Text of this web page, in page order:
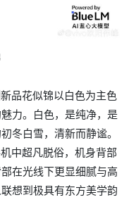
品花似锦以白色为主色
力。白色，是纯净，是
冬白雪，清新而静谧。
中超凡脱俗，机身背部
在光线下更显细腻与高
想到极具有东方美学韵